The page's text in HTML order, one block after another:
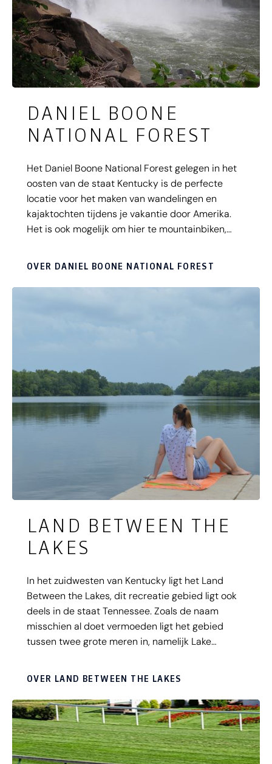
DANIEL BOONE
NATIONAL FOREST
Het Daniel Boone National Forest gelegen in het
oosten van de staat Kentucky is de perfecte
locatie voor het maken van wandelingen en
kajaktochten tijdens je vakantie door Amerika.
Het is ook mogelijk om hier te mountainbiken,
Naast deze activiteiten biedt het Daniel Boone
National Forest nog tal van andere
OVER DANIEL BOONE NATIONAL FOREST
LAND BETWEEN THE
LAKES
In het zuidwesten van Kentucky ligt het Land
Between the Lakes, dit recreatie gebied ligt ook
deels in de staat Tennessee. Zoals de naam
misschien al doet vermoeden ligt het gebied
tussen twee grote meren in, namelijk Lake
alleen op de wereld kan zijn.
OVER LAND BETWEEN THE LAKES